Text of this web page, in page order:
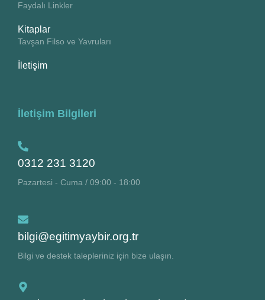
Faydalı Linkler
Kitaplar
Tavşan Filso ve Yavruları
İletişim
İletişim Bilgileri
0312 231 3120
Pazartesi - Cuma / 09:00 - 18:00
bilgi@egitimyaybir.org.tr
Bilgi ve destek talepleriniz için bize ulaşın.